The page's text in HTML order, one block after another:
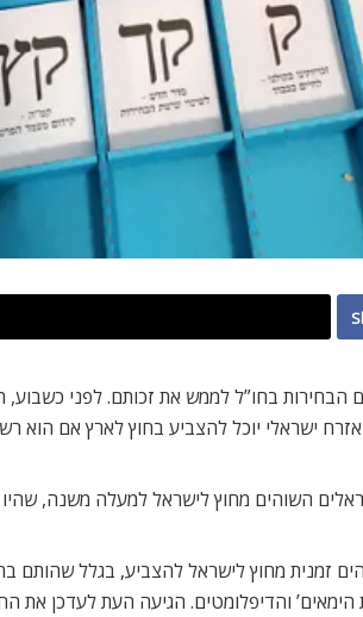
הבחירות בחו”ל לממש את זכותם. לפני
ישראלי יוכל להצביע בחוץ לארץ אם הוא
זמנית מחוץ לישראל להצביע, בגלל שהותם
והדיפלומטים. הגיעה העת לעדכן את